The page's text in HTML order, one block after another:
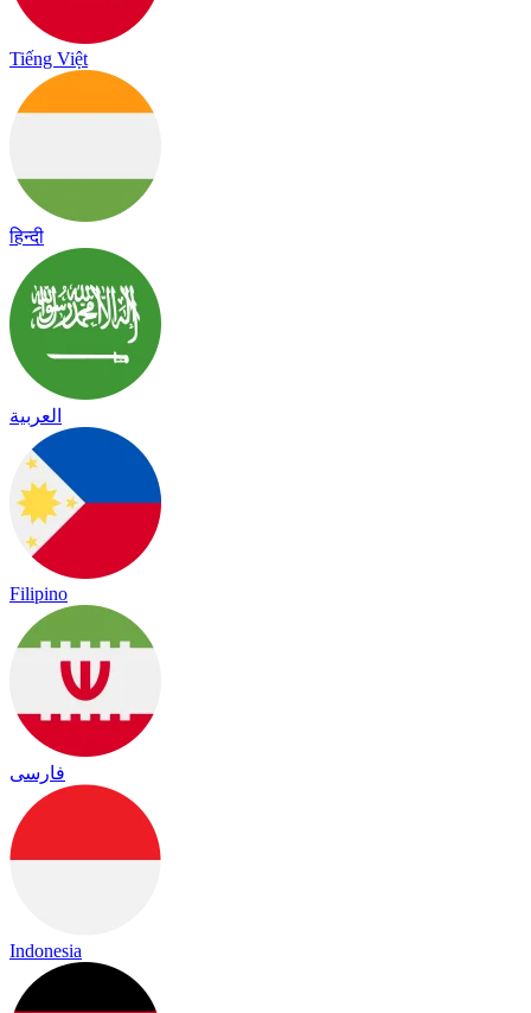
Tiếng Việt
हिन्दी
العربية
Filipino
فارسی
Indonesia